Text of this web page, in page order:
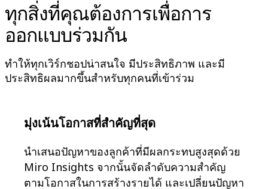
โซลูชัน
ตามกลุ่มธุรกิจ
Enterprise
สตาร์ทอัพ
ตามอุตสาหกรรม
บริการระดับมืออาชีพ
การผลิต
บริการทางการเงิน
วิทยาศาสตร์ชีวภาพและเภสัชกรรม
ตามทีมงาน
ทุกสิ่งที่คุณต้องการเพื่อการ
ออกแบบร่วมกัน
ทำให้ทุกเวิร์กชอปน่าสนใจ มีประสิทธิภาพ และมี
ประสิทธิผลมากขึ้นสำหรับทุกคนที่เข้าร่วม
มุ่งเน้นโอกาสที่สำคัญที่สุด
นำเสนอปัญหาของลูกค้าที่มีผลกระทบสูงสุดด้วย
Miro Insights จากนั้นจัดลำดับความสำคัญ
ตามโอกาสในการสร้างรายได้ และเปลี่ยนปัญหา